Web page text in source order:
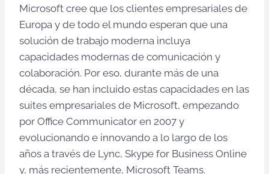
Microsoft cree que los clientes empresariales de
Europa y de todo el mundo esperan que una
solución de trabajo moderna incluya
capacidades modernas de comunicación y
colaboración. Por eso, durante más de una
década, se han incluido estas capacidades en las
suites empresariales de Microsoft, empezando
por Office Communicator en 2007 y
evolucionando e innovando a lo largo de los
años a través de Lync, Skype for Business Online
y, más recientemente, Microsoft Teams.